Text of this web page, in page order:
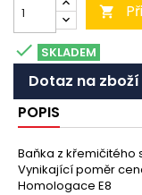

 SKLADEM
Dotaz na zboží
POPIS
Baňka z křemičitého
Vynikající poměr
Homologace E8